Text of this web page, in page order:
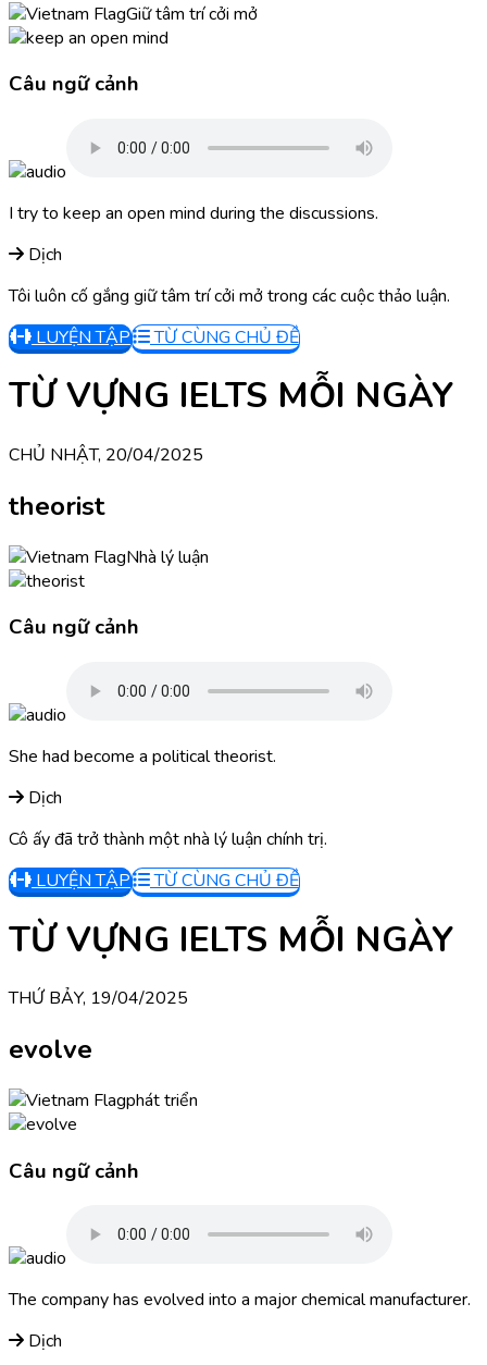
Giữ tâm trí cởi mở
Câu ngữ cảnh
I try to keep an open mind during the discussions.
Dịch
Tôi luôn cố gắng giữ tâm trí cởi mở trong các cuộc thảo luận.
LUYỆN TẬP
TỪ CÙNG CHỦ ĐỀ
TỪ VỰNG IELTS MỖI NGÀY
CHỦ NHẬT, 20/04/2025
theorist
Nhà lý luận
Câu ngữ cảnh
She had become a political theorist.
Dịch
Cô ấy đã trở thành một nhà lý luận chính trị.
LUYỆN TẬP
TỪ CÙNG CHỦ ĐỀ
TỪ VỰNG IELTS MỖI NGÀY
THỨ BẢY, 19/04/2025
evolve
phát triển
Câu ngữ cảnh
The company has evolved into a major chemical manufacturer.
Dịch